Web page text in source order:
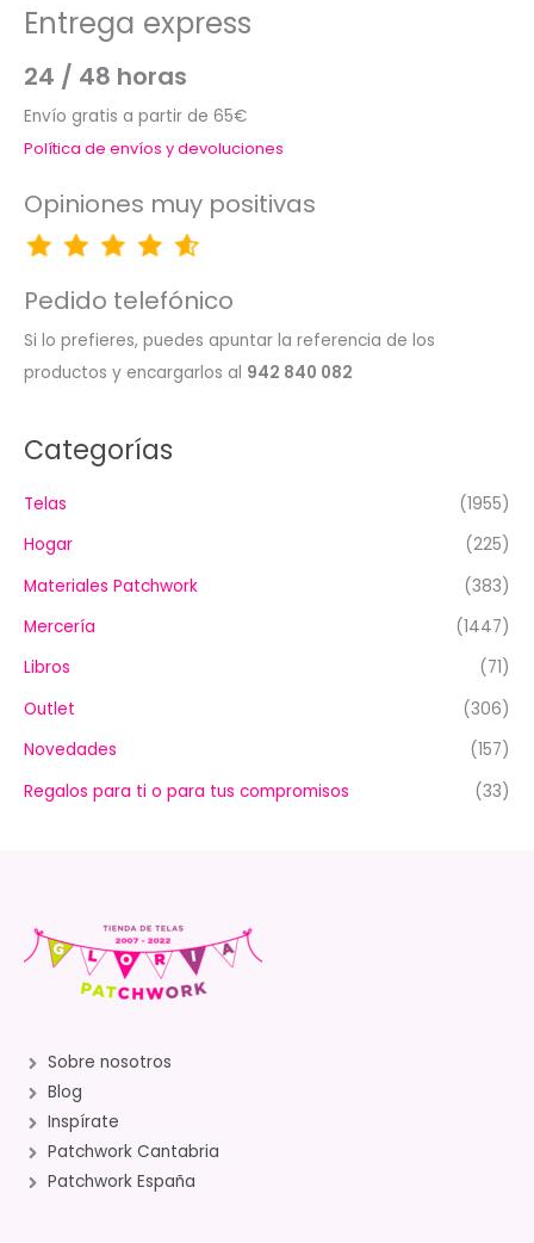
Entrega express
24 / 48 horas
Envío gratis a partir de 65€
Política de envíos y devoluciones
Opiniones muy positivas
Pedido telefónico
Si lo prefieres, puedes apuntar la referencia de los
productos y encargarlos al 942 840 082
Categorías
Telas
(1955)
Hogar
(225)
Materiales Patchwork
(383)
Mercería
(1447)
Libros
(71)
Outlet
(306)
Novedades
(157)
Regalos para ti o para tus compromisos
(33)
Sobre nosotros
Blog
Inspírate
Patchwork Cantabria
Patchwork España